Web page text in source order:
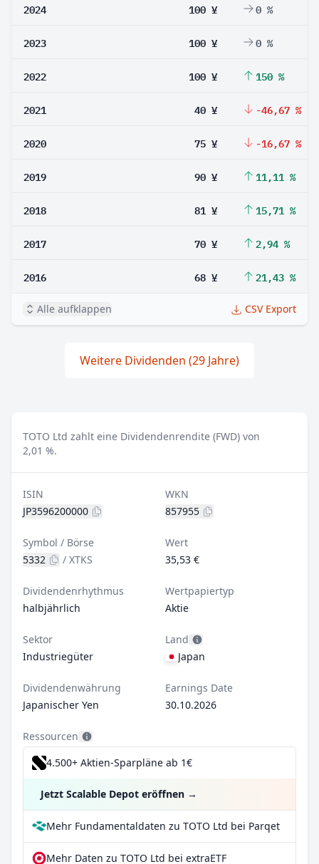
2024 100 ¥ 0 %
2023 100 ¥ 0 %
2022 100 ¥ 150 %
2021 40 ¥ -46,67 %
2020 75 ¥ -16,67 %
2019 90 ¥ 11,11 %
2018 81 ¥ 15,71 %
2017 70 ¥ 2,94 %
2016 68 ¥ 21,43 %
Alle aufklappen CSV Export
Weitere Dividenden (29 Jahre)
TOTO Ltd zahlt eine Dividendenrendite (FWD) von
2,01 %.
ISIN
JP3596200000
WKN
857955
Symbol / Börse
5332
/ XTKS
Wert
35,53 €
Dividendenrhythmus
halbjährlich
Wertpapiertyp
Aktie
Sektor
Industriegüter
Land
Japan
Dividendenwährung
Japanischer Yen
Earnings Date
30.10.2026
Ressourcen
4.500+ Aktien-Sparpläne ab 1€
Jetzt Scalable Depot eröffnen →
Mehr Fundamentaldaten zu TOTO Ltd bei Parqet
Mehr Daten zu TOTO Ltd bei extraETF